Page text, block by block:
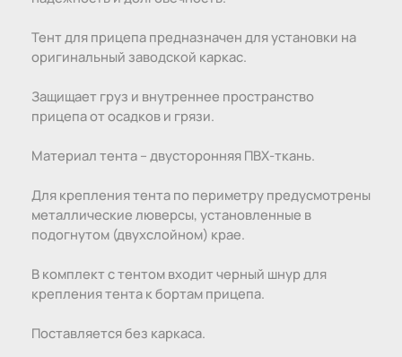
Тент для прицепа предназначен для установки на
оригинальный заводской каркас.
Защищает груз и внутреннее пространство
прицепа от осадков и грязи.
Материал тента – двусторонняя ПBX-ткань.
Для крепления тента по периметру предусмотрены
металлические люверсы, установленные в
подогнутом (двухслойном) крае.
В комплект с тентом входит черный шнур для
крепления тента к бортам прицепа.
Поставляется без каркаса.